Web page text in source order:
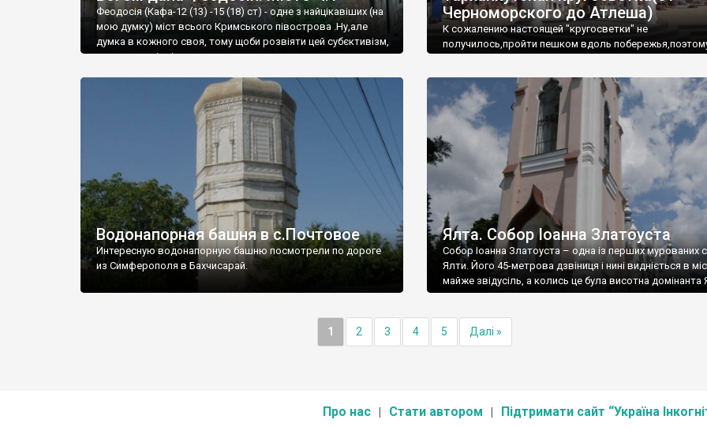
Феодосія (Кафа-12 (13) -15 (18) ст) - одне з найцікавіших (на
мою думку) міст всього Кримського півострова .Ну,але
думка в кожного своя, тому щоби розвіяти цей субєктивізм,
запрошую відвідати це
Черноморского до Атлеша)
К сожалению настоящей "кругосветки" не
получилось,пройти пешком вдоль
Водонапорная башня в с.Почтовое
Интересную водонапорную башню посмотрели по дороге
из Симферополя в Бахчисарай.
Ялта. Собор Іоанна Златоуста
Собор Іоанна Златоуста – одна із перших мурованих
Ялти. Його 45-метрова дзвіниця і нині видніється в
майже звідусіль, а колись це була висотна домінанта
1 2 3 4 5 Далі »
Про нас Стати автором Підтримати сайт “Україна